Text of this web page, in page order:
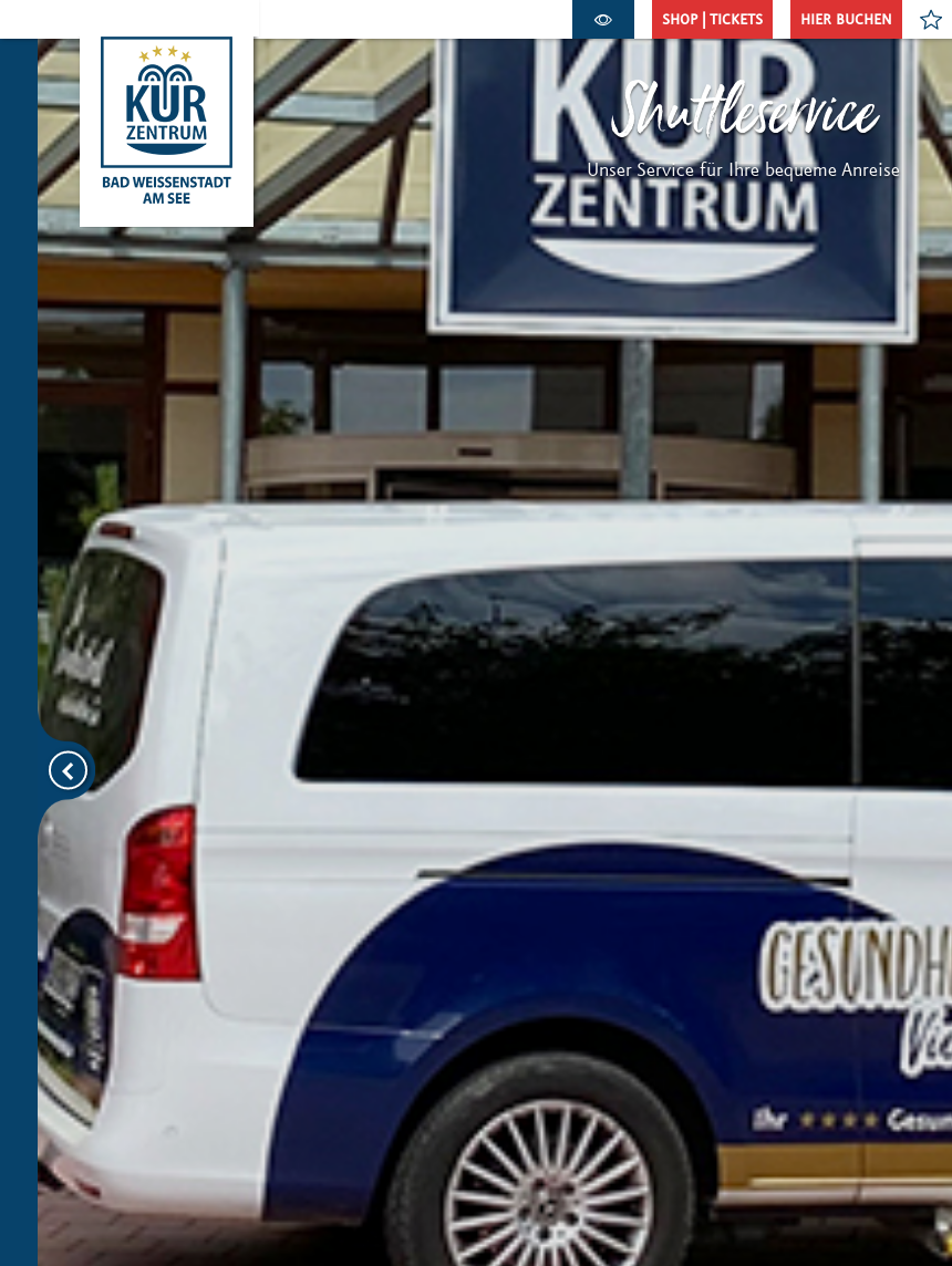
SHOP | TICKETS HIER BUCHEN
Shuttleservice
Unser Service für Ihre bequeme Anreise